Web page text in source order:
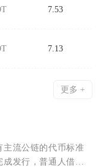
7.53
7.13
更多 +
主流公链的代币标准
发行，普通人借助